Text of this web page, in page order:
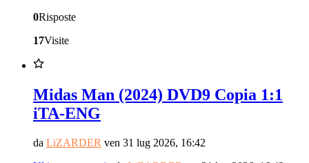
0Risposte
17Visite
Midas Man (2024) DVD9 Copia 1:1
iTA-ENG
da LiZARDER ven 31 lug 2026, 16:42